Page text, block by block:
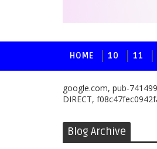
HOME 10 11
google.com, pub-
DIRECT,
Blog Archive